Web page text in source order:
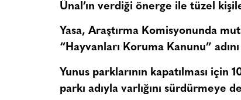
Ünal’ın verdiği önerge ile tüzel
Yasa, Araştırma Komisyonunda
“Hayvanları Koruma Kanunu” adını
Yunus parklarının kapatılması
parkı adıyla varlığını sürdürmeye